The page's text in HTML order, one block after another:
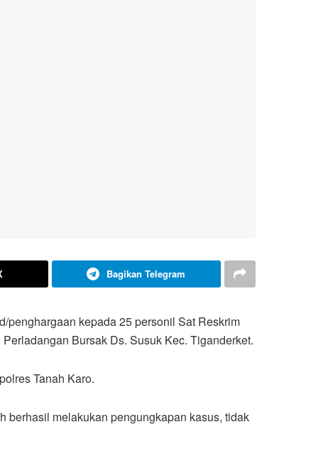
Bagikan Telegram
penghargaan kepada 25 personil Sat Reskrim
Bursak Ds. Susuk Kec. Tiganderket.
Tanah Karo.
berhasil melakukan pengungkapan kasus, tidak